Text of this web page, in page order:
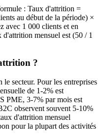
: Taux d'attrition =
au début de la période) ×
avec 1 000 clients et en
mensuel est (50 / 1
?
secteur. Pour les entreprises
de 1-2% est
PME, 3-7% par mois est
observent souvent 5-10%
d'attrition mensuel
pour la plupart des activités